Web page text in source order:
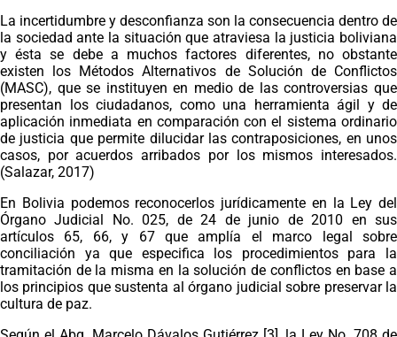
La incertidumbre y desconfianza son la consecuencia dentro de
la sociedad ante la situación que atraviesa la justicia boliviana
y ésta se debe a muchos factores diferentes, no obstante
existen los Métodos Alternativos de Solución de Conflictos
(MASC), que se instituyen en medio de las controversias que
presentan los ciudadanos, como una herramienta ágil y de
aplicación inmediata en comparación con el sistema ordinario
de justicia que permite dilucidar las contraposiciones, en unos
casos, por acuerdos arribados por los mismos interesados.
(Salazar, 2017)
En Bolivia podemos reconocerlos jurídicamente en la Ley del
Órgano Judicial No. 025, de 24 de junio de 2010 en sus
artículos 65, 66, y 67 que amplía el marco legal sobre
conciliación ya que especifica los procedimientos para la
tramitación de la misma en la solución de conflictos en base a
los principios que sustenta al órgano judicial sobre preservar la
cultura de paz.